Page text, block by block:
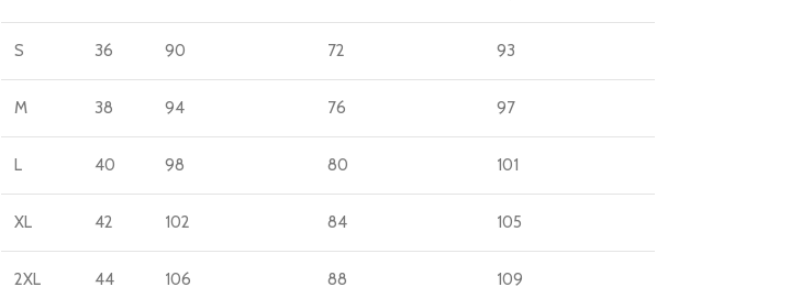
S 36 90 72 93
M 38 94 76 97
L 40 98 80 101
XL 42 102 84 105
2XL 44 106 88 109